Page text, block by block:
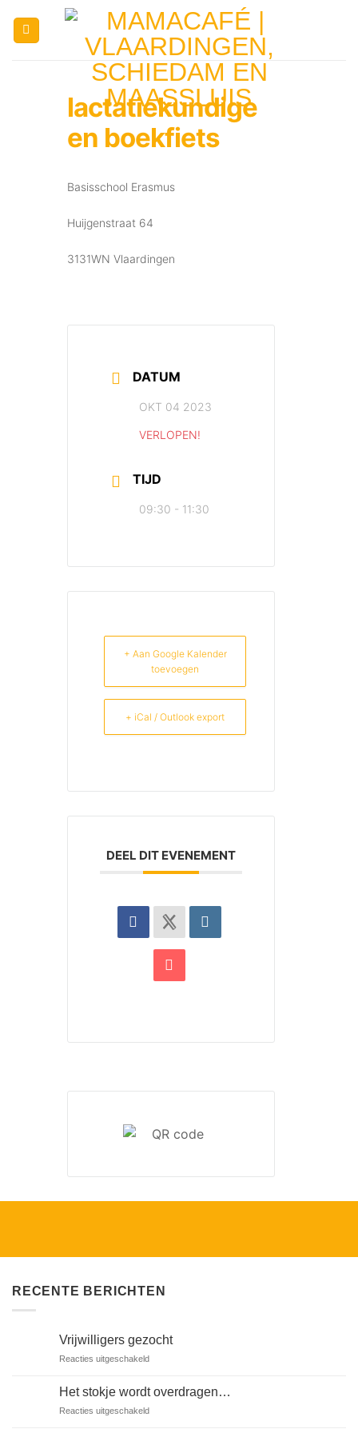
naar
lactatiekundige
en boekfiets
Basisschool Erasmus
Huijgenstraat 64
3131WN Vlaardingen
DATUM
OKT 04 2023
VERLOPEN!
TIJD
09:30 - 11:30
+ Aan Google Kalender
toevoegen
+ iCal / Outlook export
DEEL DIT EVENEMENT
RECENTE BERICHTEN
Vrijwilligers gezocht
Reacties uitgeschakeldvoor
gezocht
Het stokje wordt overdragen…
Reacties uitgeschakeldvoor